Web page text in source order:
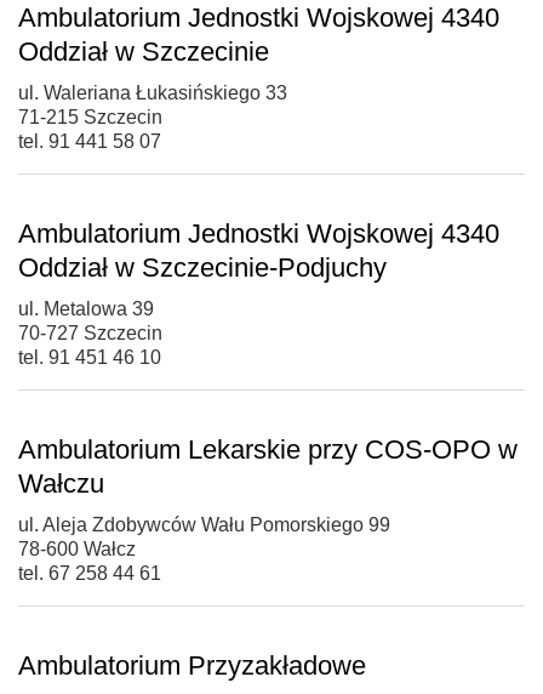
Ambulatorium Jednostki Wojskowej 4340
Oddział w Szczecinie
ul. Waleriana Łukasińskiego 33
71-215 Szczecin
tel. 91 441 58 07
Ambulatorium Jednostki Wojskowej 4340
Oddział w Szczecinie-Podjuchy
ul. Metalowa 39
70-727 Szczecin
tel. 91 451 46 10
Ambulatorium Lekarskie przy COS-OPO w
Wałczu
ul. Aleja Zdobywców Wału Pomorskiego 99
78-600 Wałcz
tel. 67 258 44 61
Ambulatorium Przyzakładowe